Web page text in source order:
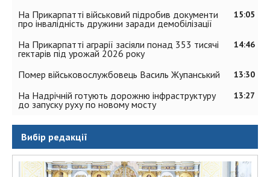
15:05
На Прикарпатті військовий підробив документи
про інвалідність дружини заради демобілізації
14:46
На Прикарпатті аграрії засіяли понад 353 тисячі
гектарів під урожай 2026 року
13:30
Помер військовослужбовець Василь Жупанський
13:27
На Надрічній готують дорожню інфраструктуру
до запуску руху по новому мосту
Вибір редакції